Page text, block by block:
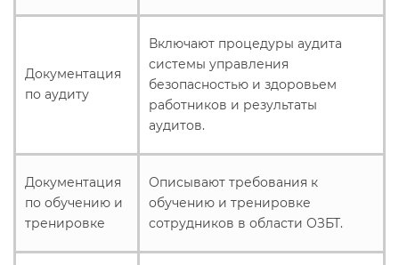
Документация
по аудиту
Включают процедуры аудита
системы управления
безопасностью и здоровьем
работников и результаты
аудитов.
Документация
по обучению и
тренировке
Описывают требования к
обучению и тренировке
сотрудников в области ОЗБТ.